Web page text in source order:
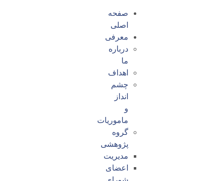
صفحه
اصلی
معرفی
درباره
ما
اهداف
چشم
انداز
و
ماموریات
گروه
پژوهشی
مدیریت
اعضای